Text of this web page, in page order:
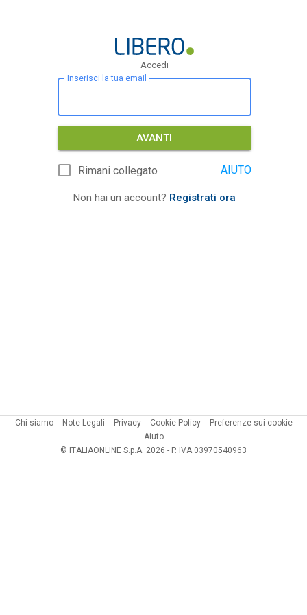
Accedi
Inserisci la tua email
AVANTI
Rimani collegato AIUTO
Non hai un account? Registrati ora
Chi siamo Note Legali Privacy Cookie Policy
Preferenze sui cookie
Aiuto
© ITALIAONLINE S.p.A. 2026 - P. IVA 03970540963